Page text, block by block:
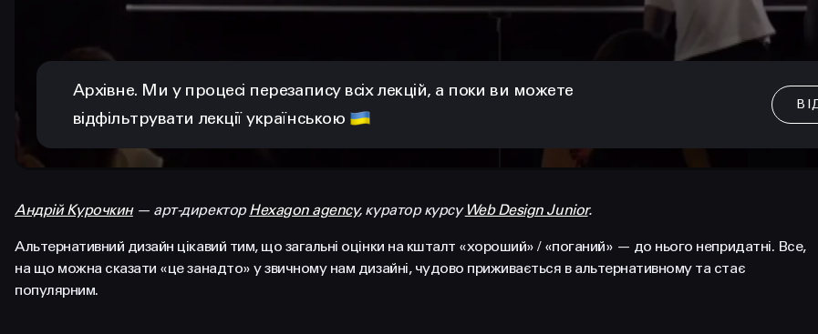
Архівне. Ми у процесі перезапису всіх лекцій, а поки ви можете
відфільтрувати лекції українською
Андрій Курочкин— арт-директорHexagon agency, куратор курсу Web Design Junior.
Альтернативний дизайн цікавий тим, що загальні оцінки на кшталт «хороший» / «поганий» — до нього непридатні. Все,
на що можна сказати «це занадто» у звичному нам дизайні, чудово приживається в альтернативному та стає
популярним.